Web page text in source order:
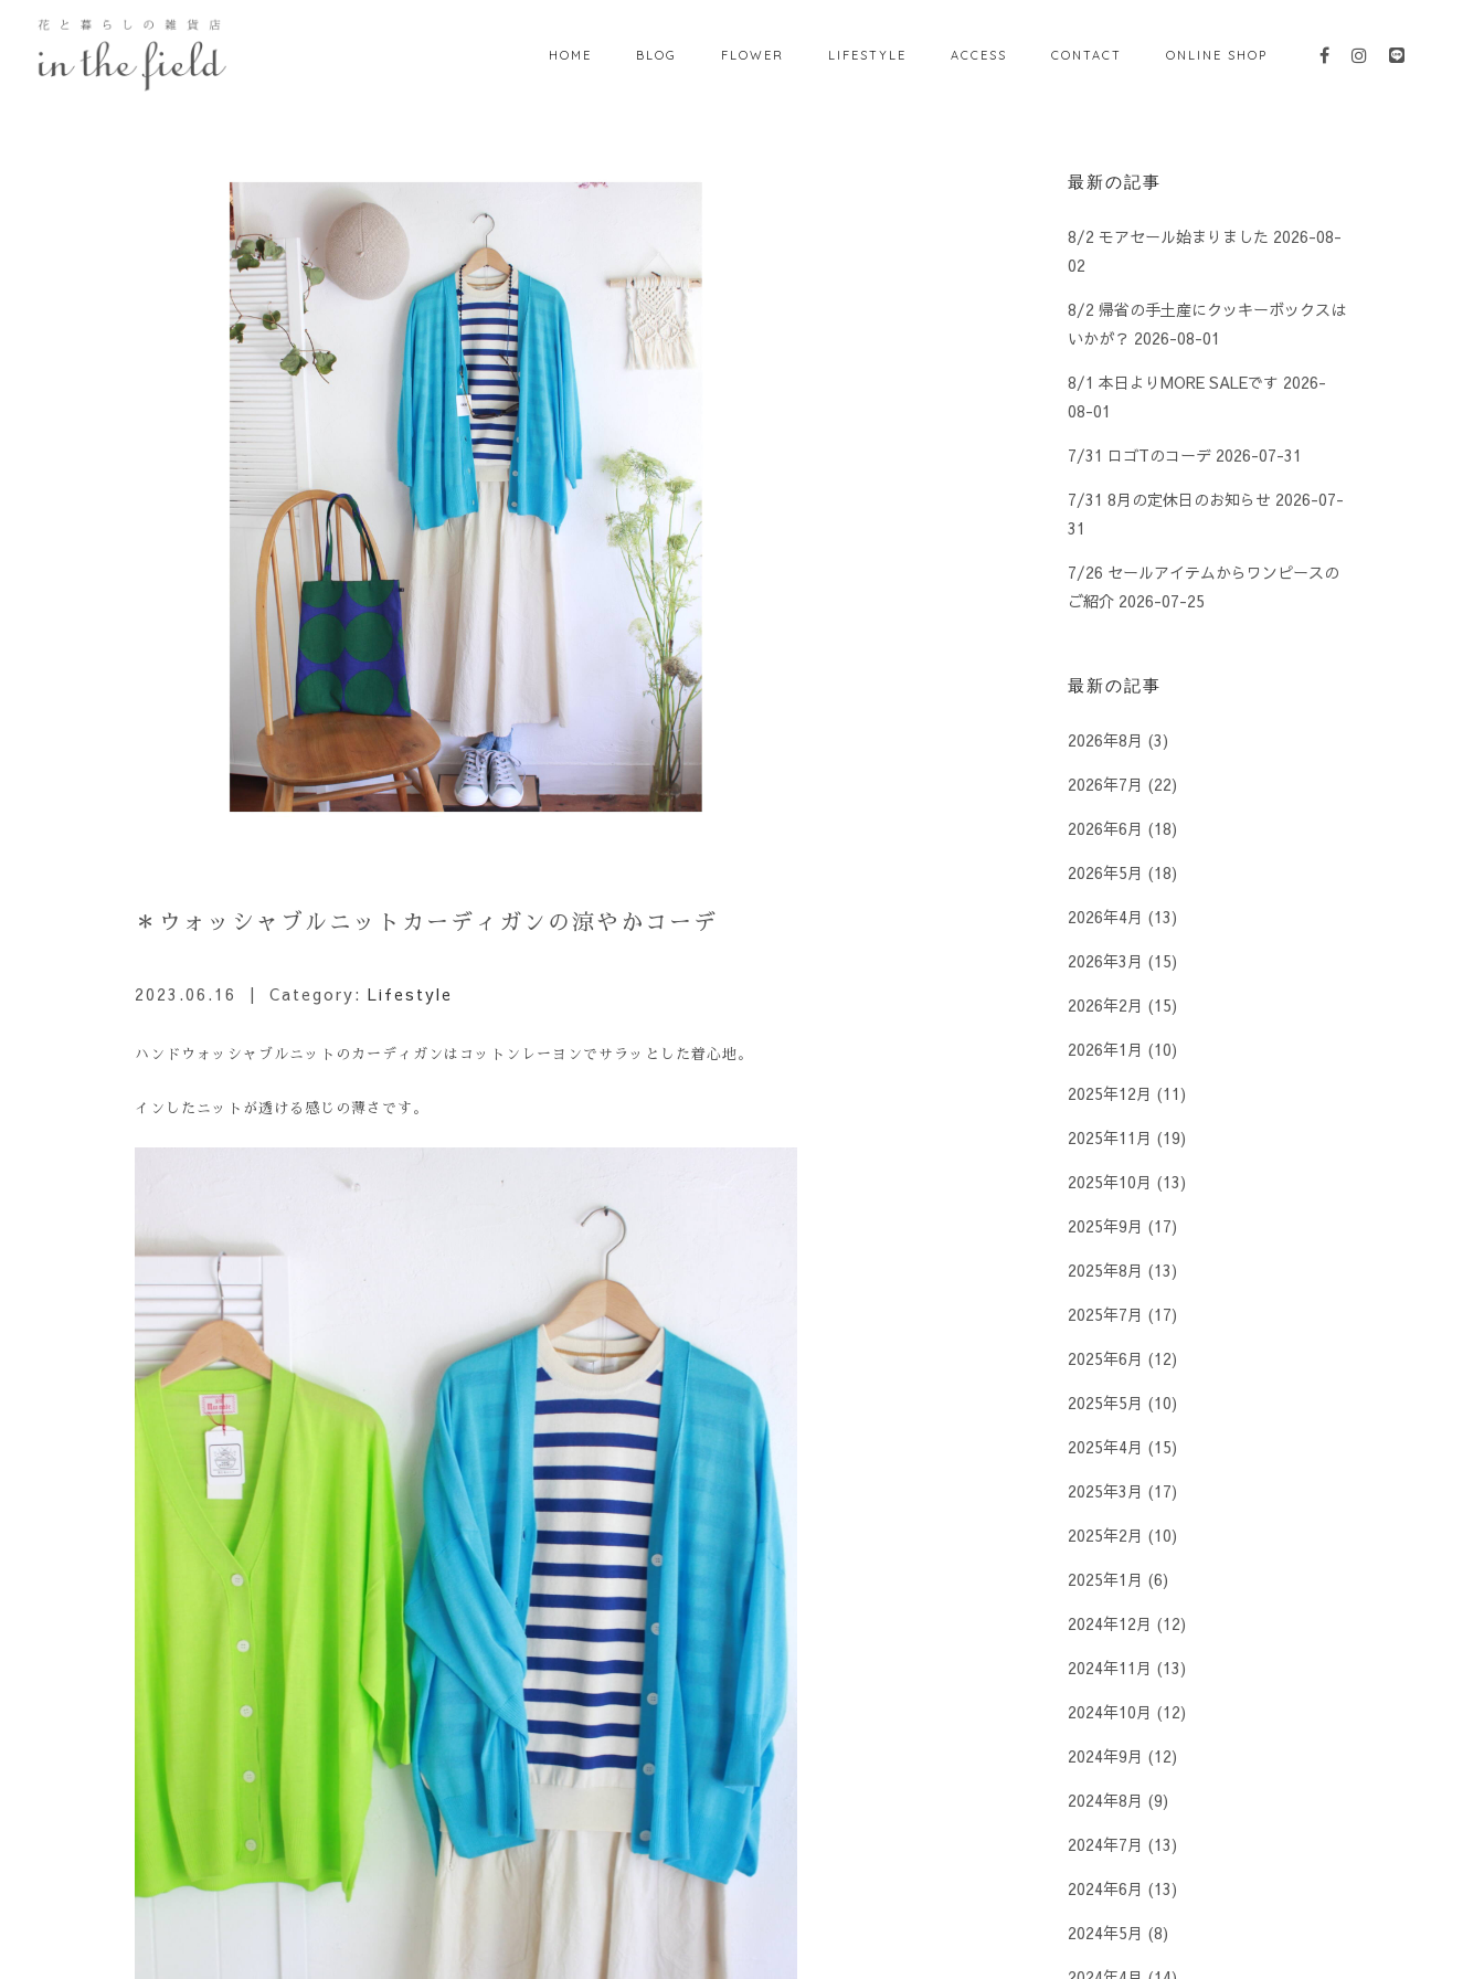
HOME BLOG FLOWER LIFESTYLE ACCESS CONTACT ONLINE SHOP
＊ウォッシャブルニットカーディガンの涼やかコーデ
2023.06.16 | Category: Lifestyle
ハンドウォッシャブルニットのカーディガンはコットンレーヨンでサラッとした着心地。
インしたニットが透ける感じの薄さです。
最新の記事
8/2 モアセール始まりました 2026-08-
02
8/2 帰省の手土産にクッキーボックスは
いかが？ 2026-08-01
8/1 本日よりMORE SALEです 2026-
08-01
7/31 ロゴTのコーデ 2026-07-31
7/31 8月の定休日のお知らせ 2026-07-
31
7/26 セールアイテムからワンピースの
ご紹介 2026-07-25
最新の記事
2026年8月 (3)
2026年7月 (22)
2026年6月 (18)
2026年5月 (18)
2026年4月 (13)
2026年3月 (15)
2026年2月 (15)
2026年1月 (10)
2025年12月 (11)
2025年11月 (19)
2025年10月 (13)
2025年9月 (17)
2025年8月 (13)
2025年7月 (17)
2025年6月 (12)
2025年5月 (10)
2025年4月 (15)
2025年3月 (17)
2025年2月 (10)
2025年1月 (6)
2024年12月 (12)
2024年11月 (13)
2024年10月 (12)
2024年9月 (12)
2024年8月 (9)
2024年7月 (13)
2024年6月 (13)
2024年5月 (8)